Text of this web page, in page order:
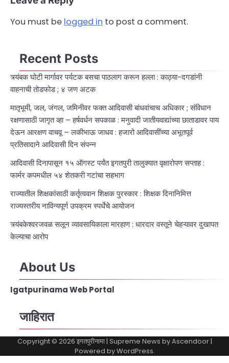
You must be logged in to post a comment.
Recent Posts
त्र्यंबक घोटी मार्गावर पर्यटक बसचा पाठलाग करून हल्ला : काठ्या-दगडांनी
वाहनाची तोडफोड ; ४ जण अटक
मातृभूमी, जल, जंगल, जमिनीवर फक्त आदिवासी बांधवांचाच अधिकार ; संविधान
रक्षणासाठी जागृत व्हा – हर्षवर्धन सपकाळ : मनुवादी जातीयवाद्यांच्या छाताडावर पाय
देऊन आरक्षण वाचवू – लकीभाऊ जाधव : हजारो आदिवासींच्या अभूतपूर्व
प्रतिसादाने आदिवासी दिन संपन्न
आदिवासी दिनापासून १५ ऑगस्ट पर्यंत इगतपुरी तालुक्यात वृक्षारोपण सप्ताह :
फार्मर कपमधील ५४ शेतकरी गटांचा सहभाग
राज्यातील शिक्षकांसाठी कर्तृत्ववान शिक्षक पुरस्कार : शिक्षक दिनानिमित्त
राज्यस्तरीय नाविन्यपूर्ण उपक्रम स्पर्धेचे आयोजन
त्र्यंबकेश्वरजवळ सलून व्यावसायिकाला मारहाण : धारदार वस्तूने चेहऱ्यावर दुखापत
केल्याचा आरोप
About Us
Igatpurinama Web Portal
जाहिरात
Copyright © 2026 इगतपुरीनामा| Supreme News byAscendoor|
Powered byWordPress.